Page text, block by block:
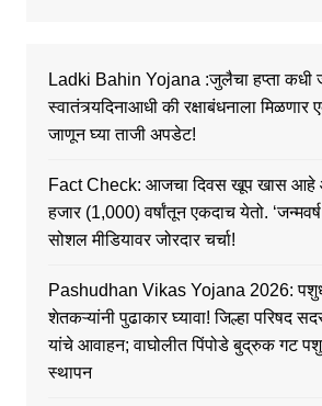
Ladki Bahin Yojana :जुलैचा हप्ता कधी
स्वातंत्र्यदिनाआधी की रक्षाबंधनाला
जाणून घ्या ताजी अपडेट!
Fact Check: आजचा दिवस खूप खास आहे
हजार (1,000) वर्षांतून एकदाच येतो.
सोशल मीडियावर जोरदार चर्चा!
Pashudhan Vikas Yojana 2026:
शेतकऱ्यांनी पुढाकार घ्यावा! जिल्हा परिषद
यांचे आवाहन; वाघोलीत पिंपोडे बुद्रुक गट
स्थापन